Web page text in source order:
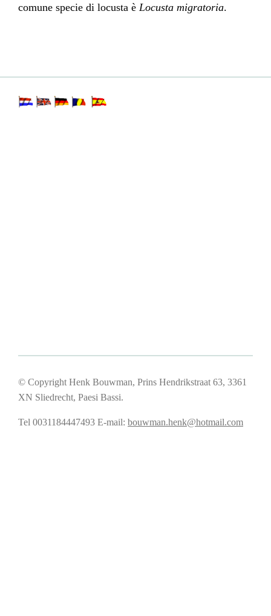
comune specie di locusta è Locusta migratoria.
© Copyright Henk Bouwman, Prins Hendrikstraat 63, 3361
XN Sliedrecht, Paesi Bassi.
Tel 0031184447493 E-mail: bouwman.henk@hotmail.com